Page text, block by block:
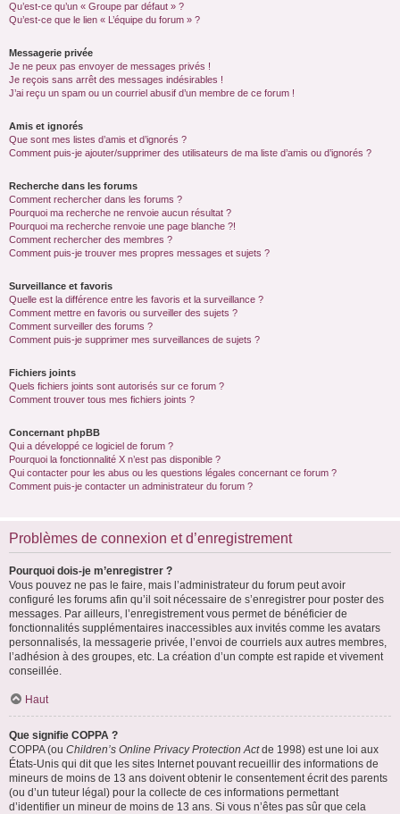
Qu’est-ce qu’un « Groupe par défaut » ?
Qu’est-ce que le lien « L’équipe du forum » ?
Messagerie privée
Je ne peux pas envoyer de messages privés !
Je reçois sans arrêt des messages indésirables !
J’ai reçu un spam ou un courriel abusif d’un membre de ce forum !
Amis et ignorés
Que sont mes listes d’amis et d’ignorés ?
Comment puis-je ajouter/supprimer des utilisateurs de ma liste d’amis ou d’ignorés ?
Recherche dans les forums
Comment rechercher dans les forums ?
Pourquoi ma recherche ne renvoie aucun résultat ?
Pourquoi ma recherche renvoie une page blanche ?!
Comment rechercher des membres ?
Comment puis-je trouver mes propres messages et sujets ?
Surveillance et favoris
Quelle est la différence entre les favoris et la surveillance ?
Comment mettre en favoris ou surveiller des sujets ?
Comment surveiller des forums ?
Comment puis-je supprimer mes surveillances de sujets ?
Fichiers joints
Quels fichiers joints sont autorisés sur ce forum ?
Comment trouver tous mes fichiers joints ?
Concernant phpBB
Qui a développé ce logiciel de forum ?
Pourquoi la fonctionnalité X n’est pas disponible ?
Qui contacter pour les abus ou les questions légales concernant ce forum ?
Comment puis-je contacter un administrateur du forum ?
Problèmes de connexion et d’enregistrement
Pourquoi dois-je m’enregistrer ?
Vous pouvez ne pas le faire, mais l’administrateur du forum peut avoir
configuré les forums afin qu’il soit nécessaire de s’enregistrer pour poster des
messages. Par ailleurs, l’enregistrement vous permet de bénéficier de
fonctionnalités supplémentaires inaccessibles aux invités comme les avatars
personnalisés, la messagerie privée, l’envoi de courriels aux autres membres,
l’adhésion à des groupes, etc. La création d’un compte est rapide et vivement
conseillée.
Haut
Que signifie COPPA ?
COPPA (ou Children’s Online Privacy Protection Actde 1998) est une loi aux
États-Unis qui dit que les sites Internet pouvant recueillir des informations de
mineurs de moins de 13 ans doivent obtenir le consentement écrit des parents
(ou d’un tuteur légal) pour la collecte de ces informations permettant
d’identifier un mineur de moins de 13 ans. Si vous n’êtes pas sûr que cela